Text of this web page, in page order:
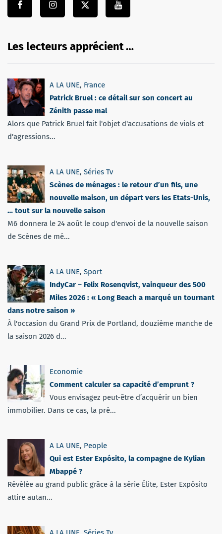
Les lecteurs apprécient …
A LA UNE, France
Patrick Bruel : ce détail sur son concert au
Zénith passe mal
Alors que Patrick Bruel fait l'objet d'accusations de viols et
d'agressions...
A LA UNE, Séries Tv
Scènes de ménages : le retour d’un fils, une
nouvelle maison, un départ vers les Etats-Unis,
… tout sur la nouvelle saison
M6 donnera le 24 août le coup d'envoi de la nouvelle saison
de Scènes de mé...
A LA UNE, Sport
IndyCar – Felix Rosenqvist, vainqueur des 500
Miles 2026 : « Long Beach a marqué un tournant
dans notre saison »
À l'occasion du Grand Prix de Portland, douzième manche de
la saison 2026 d...
Economie
Comment calculer sa capacité d’emprunt ?
Vous envisagez peut-être d’acquérir un bien
immobilier. Dans ce cas, la pré...
A LA UNE, People
Qui est Ester Expósito, la compagne de Kylian
Mbappé ?
Révélée au grand public grâce à la série Élite, Ester Expósito
attire autan...